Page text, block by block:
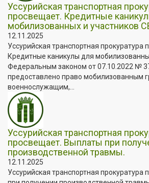
Уссурийская транспортная
просвещает. Кредитные
мобилизованных и участников
12.11.2025
Уссурийская транспортная прокуратура
Кредитные каникулы для
Федеральным законом от 07.10.2022 №
предоставлено право мобилизованным
военнослужащим,...
Уссурийская транспортная
просвещает. Выплаты при
производственной травмы.
12.11.2025
Уссурийская транспортная